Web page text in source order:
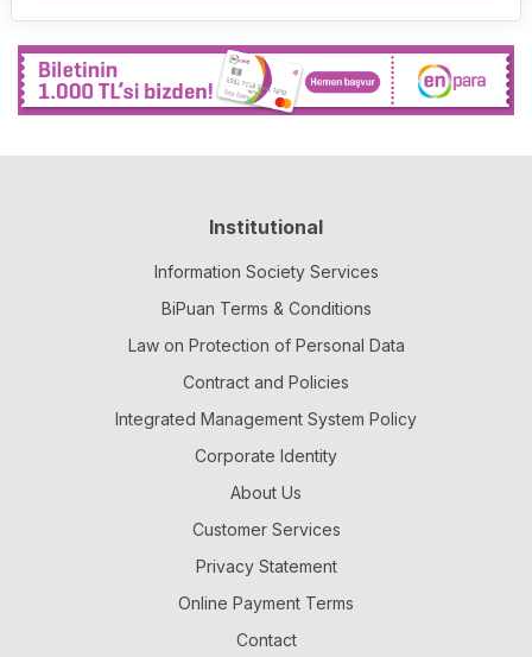
Institutional
Information Society Services
BiPuan Terms & Conditions
Law on Protection of Personal Data
Contract and Policies
Integrated Management System Policy
Corporate Identity
About Us
Customer Services
Privacy Statement
Online Payment Terms
Contact